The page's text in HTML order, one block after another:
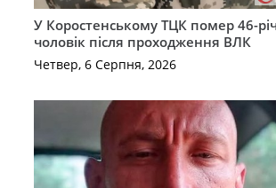
У Коростенському ТЦК помер 46-
чоловік після проходження ВЛК
Четвер, 6 Серпня, 2026